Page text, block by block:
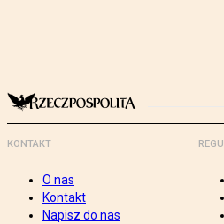
KONTAKT
O nas
Kontakt
Napisz do nas